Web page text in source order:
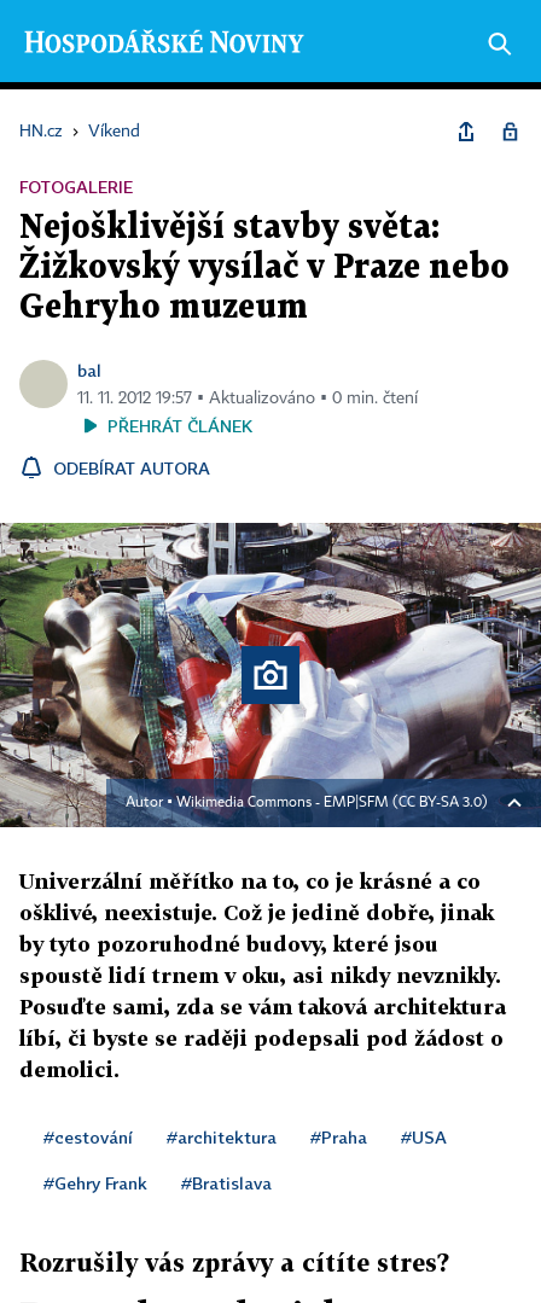
HN.cz › Víkend
FOTOGALERIE
Nejošklivější stavby světa:
Žižkovský vysílač v Praze nebo
Gehryho muzeum
bal
11. 11. 2012 19:57 ▪ Aktualizováno ▪ 0 min. čtení
PŘEHRÁT ČLÁNEK
ODEBÍRAT AUTORA
Autor ▪Wikimedia Commons - EMP|SFM (CC BY-SA 3.0)
Univerzální měřítko na to, co je krásné a co
ošklivé, neexistuje. Což je jedině dobře, jinak
by tyto pozoruhodné budovy, které jsou
spoustě lidí trnem v oku, asi nikdy nevznikly.
Posuďte sami, zda se vám taková architektura
líbí, či byste se raději podepsali pod žádost o
demolici.
#cestování #architektura #Praha #USA
#Gehry Frank #Bratislava
Rozrušily vás zprávy a cítíte stres?